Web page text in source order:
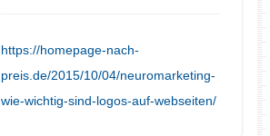
https://homepage-nach-
preis.de/2015/10/04/neuromarketing-
wie-wichtig-sind-logos-auf-webseiten/